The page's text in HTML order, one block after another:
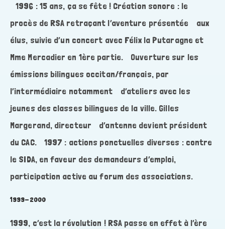
1996 : 15 ans, ça se fête ! Création sonore : le
procès de RSA retraçant l’aventure présentée aux
élus, suivie d’un concert avec Félix la Putaragne et
Mme Mercadier en 1ère partie. Ouverture sur les
émissions bilingues occitan/français, par
l’intermédiaire notamment d’ateliers avec les
jeunes des classes bilingues de la ville. Gilles
Margerand, directeur d’antenne devient président
du CAC. 1997 : actions ponctuelles diverses : contre
le SIDA, en faveur des demandeurs d’emploi,
participation active au forum des associations.
1999-2000
1999, c’est la révolution ! RSA passe en effet à l’ère